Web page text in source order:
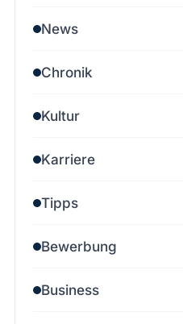
News
Chronik
Kultur
Karriere
Tipps
Bewerbung
Business